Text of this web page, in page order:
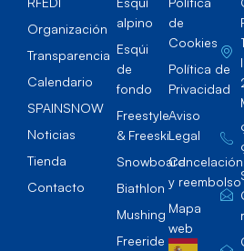
Organización
Transparencia
Calendario
SPAINSNOW
Noticias
Tienda
Contacto
alpino
Esqúi
de
fondo
Freestyle
& Freeski
Snowboard
Biathlon
Mushing
Freeride
de
Cookies
Política de
Privacidad
Aviso
Legal
Cancelación
y reembolso
Mapa
web